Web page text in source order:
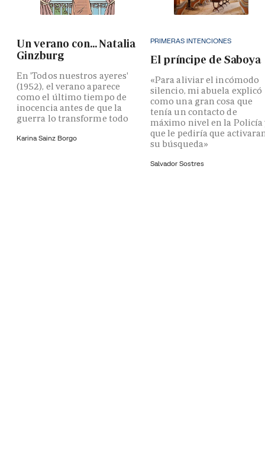
Un verano con... Natalia
Ginzburg
En 'Todos nuestros ayeres'
(1952), el verano aparece
como el último tiempo de
inocencia antes de que la
guerra lo transforme todo
Karina Sainz Borgo
PRIMERAS INTENCIONES
El príncipe de Saboya
«Para aliviar el incómodo
silencio, mi abuela explicó
como una gran cosa que
tenía un contacto de
máximo nivel en la Policía
que le pediría que
su búsqueda»
Salvador Sostres